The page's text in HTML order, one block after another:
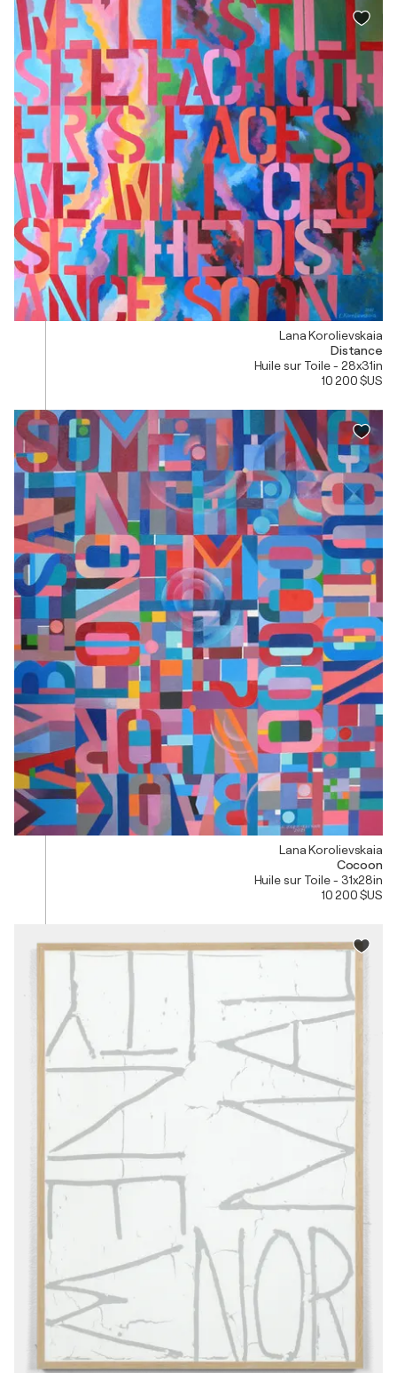
Lana Korolievskaia
Distance
Huile sur Toile - 28x31in
10 200 $US
Lana Korolievskaia
Cocoon
Huile sur Toile - 31x28in
10 200 $US